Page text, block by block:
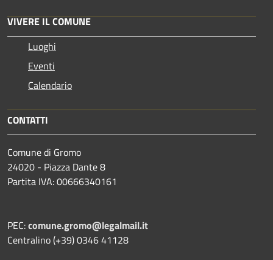
VIVERE IL COMUNE
Luoghi
Eventi
Calendario
CONTATTI
Comune di Gromo
24020 - Piazza Dante 8
Partita IVA: 00666340161
PEC:comune.gromo@legalmail.it
Centralino (+39) 0346 41128